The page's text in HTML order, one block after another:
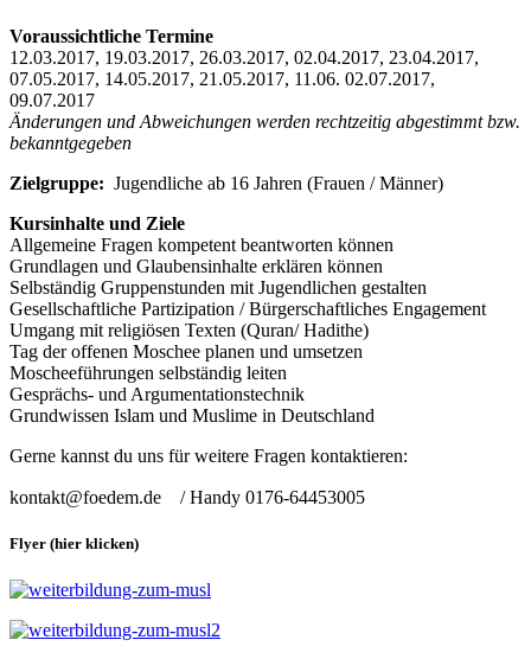
Voraussichtliche Termine
12.03.2017, 19.03.2017, 26.03.2017, 02.04.2017, 23.04.2017,
07.05.2017, 14.05.2017, 21.05.2017, 11.06. 02.07.2017,
09.07.2017
Änderungen und Abweichungen werden rechtzeitig abgestimmt bzw.
bekanntgegeben
Zielgruppe: Jugendliche ab 16 Jahren (Frauen / Männer)
Kursinhalte und Ziele
Allgemeine Fragen kompetent beantworten können
Grundlagen und Glaubensinhalte erklären können
Selbständig Gruppenstunden mit Jugendlichen gestalten
Gesellschaftliche Partizipation / Bürgerschaftliches Engagement
Umgang mit religiösen Texten (Quran/ Hadithe)
Tag der offenen Moschee planen und umsetzen
Moscheeführungen selbständig leiten
Gesprächs- und Argumentationstechnik
Grundwissen Islam und Muslime in Deutschland
Gerne kannst du uns für weitere Fragen kontaktieren:
kontakt@foedem.de / Handy 0176-64453005
Flyer (hier klicken)